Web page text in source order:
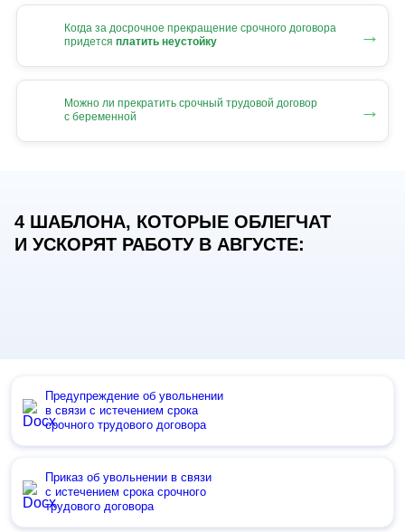
Когда за досрочное прекращение срочного договора
придется платить неустойку →
Можно ли прекратить срочный трудовой договор
с беременной
→
4 ШАБЛОНА, КОТОРЫЕ ОБЛЕГЧАТ
И УСКОРЯТ РАБОТУ В АВГУСТЕ:
Предупреждение об увольнении
в связи с истечением срока
срочного трудового договора
Приказ об увольнении в связи
с истечением срока срочного
трудового договора